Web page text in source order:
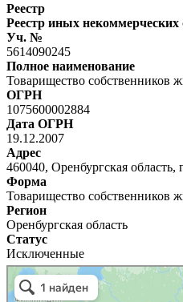
Реестр
Реестр иных некоммерческих
Уч. №
5614090245
Полное наименование
Товарищество собственников
ОГРН
1075600002884
Дата ОГРН
19.12.2007
Адрес
460040, Оренбургская
Форма
Товарищество собственников
Регион
Оренбургская область
Статус
Исключенные